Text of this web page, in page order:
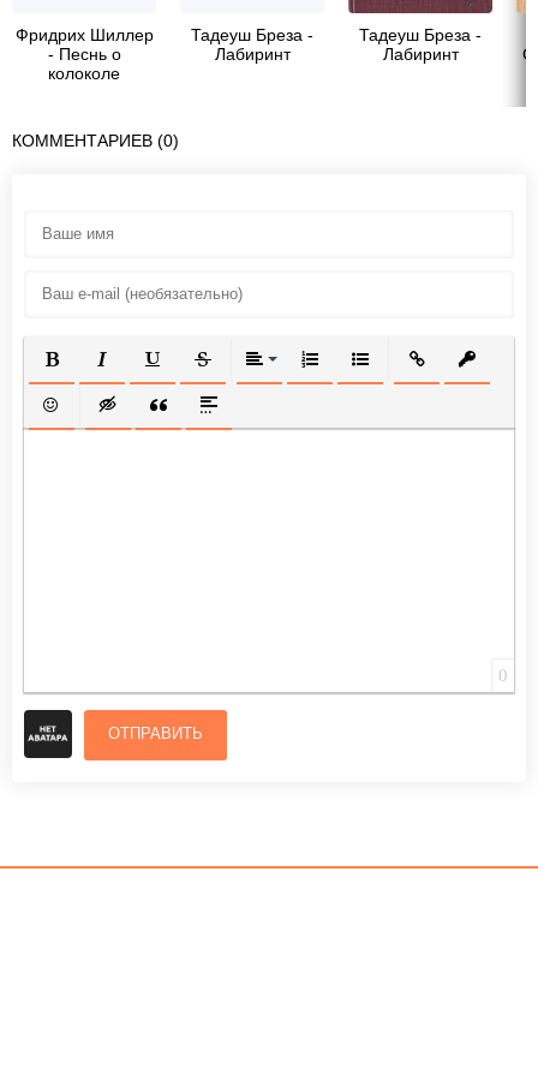
Фридрих Шиллер
- Песнь о
колоколе
Тадеуш Бреза -
Лабиринт
Тадеуш Бреза -
Лабиринт
КОММЕНТАРИЕВ (0)
ПОЛУЖИРНЫЙ
КУРСИВПОДЧЕРКНУТЫЙ
ЗАЧЕРКНУТЫЙВЫРАВНИВАНИЕ
НУМЕРОВАННЫЙ СПИСОК
МАРКИРОВАННЫЙ
ВСТАВИТЬ
ВСТАВИТЬ СМАЙЛИК
ВСТАВКА СКРЫТОГО ТЕКСТА
ВСТАВКА ЦИТАТЫ
ВСТАВКА СПОЙЛЕРА
0
ОТПРАВИТЬ